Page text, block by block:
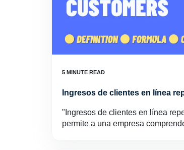
Ingresos de clientes en línea
"Ingresos de clientes en línea
permite a una empresa